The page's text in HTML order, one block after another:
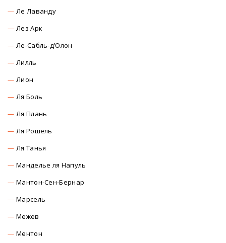
Ле Лаванду
Лез Арк
Ле-Сабль-д’Олон
Лилль
Лион
Ля Боль
Ля Плань
Ля Рошель
Ля Танья
Манделье ля Напуль
Мантон-Сен-Бернар
Марсель
Межев
Ментон